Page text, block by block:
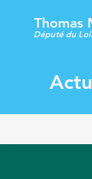
Thomas
Député du